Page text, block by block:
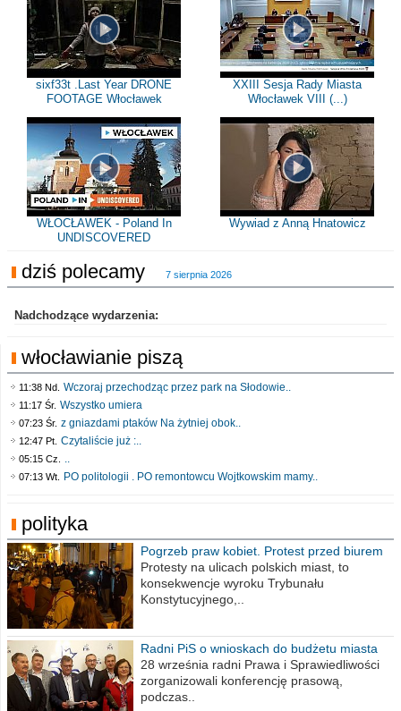
sixf33t .Last Year DRONE
FOOTAGE Włocławek
XXIII Sesja Rady Miasta
Włocławek VIII (...)
WŁOCŁAWEK - Poland In
UNDISCOVERED
Wywiad z Anną Hnatowicz
dziś polecamy 7 sierpnia 2026
Nadchodzące wydarzenia:
włocławianie piszą
11:38 Nd. Wczoraj przechodząc przez park na Słodowie..
11:17 Śr. Wszystko umiera
07:23 Śr. z gniazdami ptaków Na żytniej obok..
12:47 Pt. Czytaliście już :..
05:15 Cz. ..
07:13 Wt. PO politologii . PO remontowcu Wojtkowskim mamy..
polityka
Pogrzeb praw kobiet. Protest przed biurem
poselskim PiS
Protesty na ulicach polskich miast, to
konsekwencje wyroku Trybunału
Konstytucyjnego,..
Radni PiS o wnioskach do budżetu miasta
na 2021 rok
28 września radni Prawa i Sprawiedliwości
zorganizowali konferencję prasową,
podczas..